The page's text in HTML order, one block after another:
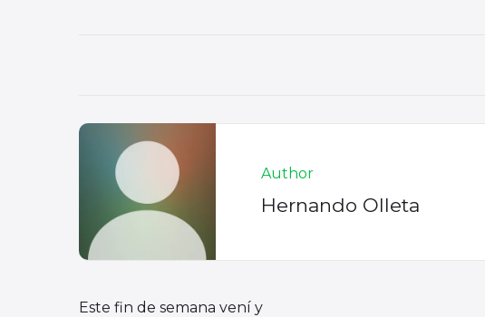
Author
Hernando Olleta
Este fin de semana vení y